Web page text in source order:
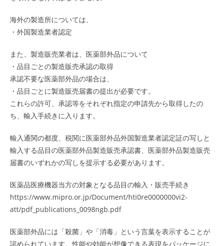
海外の製造所については、
・外国製造業者認定
また、製造販売業者は、医薬部外品について
・品目ごとの製造販売承認の取得
承認不要な医薬部外品の場合は、
・品目ごとに製造販売届書の提出が必要です。
これらの許可、承認等をそれぞれ指定の申請先から取得したの
ち、輸入手続きに入ります。
輸入通関の都度、税関に医薬部外品外国製造業者認定証の写しと
輸入する品目の医薬部外品製造販売承認書、医薬部外品製造販売
届書のいずれかの写しを提示する必要があります。
医薬品医療機器当方の対象となる品目の輸入・販売手続き
https://www.mipro.or.jp/Document/hti0re0000000vi2-
att/pdf_publications_0098ngb.pdf
医薬部外品には「殺菌」や「消毒」という言葉を表示することが
認められています。性能や効能が想像できる表現をパッケージに